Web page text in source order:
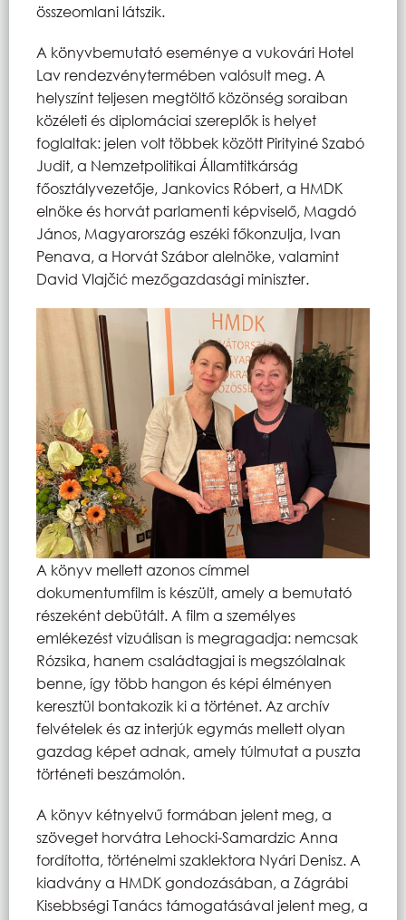
összeomlani látszik.
A könyvbemutató eseménye a vukovári Hotel
Lav rendezvénytermében valósult meg. A
helyszínt teljesen megtöltő közönség soraiban
közéleti és diplomáciai szereplők is helyet
foglaltak: jelen volt többek között Pirityiné Szabó
Judit, a Nemzetpolitikai Államtitkárság
főosztályvezetője, Jankovics Róbert, a HMDK
elnöke és horvát parlamenti képviselő, Magdó
János, Magyarország eszéki főkonzulja, Ivan
Penava, a Horvát Szábor alelnöke, valamint
David Vlajčić mezőgazdasági miniszter.
A könyv mellett azonos címmel
dokumentumfilm is készült, amely a bemutató
részeként debütált. A film a személyes
emlékezést vizuálisan is megragadja: nemcsak
Rózsika, hanem családtagjai is megszólalnak
benne, így több hangon és képi élményen
keresztül bontakozik ki a történet. Az archív
felvételek és az interjúk egymás mellett olyan
gazdag képet adnak, amely túlmutat a puszta
történeti beszámolón.
A könyv kétnyelvű formában jelent meg, a
szöveget horvátra Lehocki-Samardzic Anna
fordította, történelmi szaklektora Nyári Denisz. A
kiadvány a HMDK gondozásában, a Zágrábi
Kisebbségi Tanács támogatásával jelent meg, a